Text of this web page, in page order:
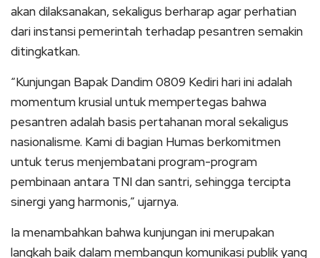
akan dilaksanakan, sekaligus berharap agar perhatian
dari instansi pemerintah terhadap pesantren semakin
ditingkatkan.
“Kunjungan Bapak Dandim 0809 Kediri hari ini adalah
momentum krusial untuk mempertegas bahwa
pesantren adalah basis pertahanan moral sekaligus
nasionalisme. Kami di bagian Humas berkomitmen
untuk terus menjembatani program-program
pembinaan antara TNI dan santri, sehingga tercipta
sinergi yang harmonis,” ujarnya.
Ia menambahkan bahwa kunjungan ini merupakan
langkah baik dalam membangun komunikasi publik yang